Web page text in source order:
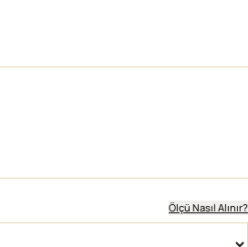
Ölçü Nasıl Alınır?